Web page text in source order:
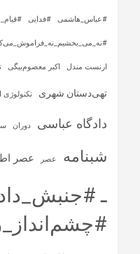
#عباس_هاشمی #فدایی
ارنست مندل اکبر معصوم‌بیگی
تهی‌دستان شهری تکنولوژی
دادگاه عباسی دوران
شبنامه عصر عصر
ـ